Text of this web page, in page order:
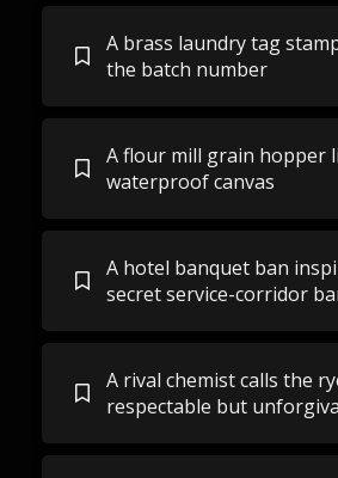
A brass laundry tag
the batch number
A flour mill grain hopper
waterproof canvas
A hotel banquet ban
secret service-corridor
A rival chemist calls the
respectable but